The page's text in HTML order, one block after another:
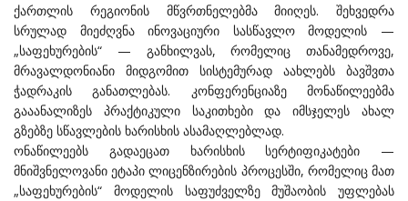
ქართლის რეგიონის მწვრთნელებმა მიიღეს. შეხვედრა
სრულად მიეძღვნა ინოვაციური სასწავლო მოდელის —
„საფეხურების“ — განხილვას, რომელიც თანამედროვე,
მრავალდონიანი მიდგომით სისტემურად აახლებს ბავშვთა
ჭადრაკის განათლებას. კონფერენციაზე მონაწილეებმა
გააანალიზეს პრაქტიკული საკითხები და იმსჯელეს ახალ
გზებზე სწავლების ხარისხის ასამაღლებლად.
ონაწილეებს გადაეცათ ხარისხის სერტიფიკატები —
მნიშვნელოვანი ეტაპი ლიცენზირების პროცესში, რომელიც მათ
„საფეხურების“ მოდელის საფუძველზე მუშაობის უფლებას